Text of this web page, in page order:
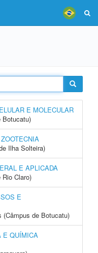
E MOLECULAR
Botucatu)
Ilha Solteira)
E APLICADA
Claro)
E
(Câmpus de Botucatu)
E QUÍMICA